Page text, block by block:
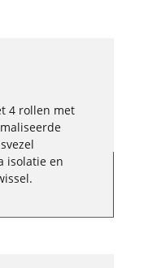
4 rollen met
isolatie en